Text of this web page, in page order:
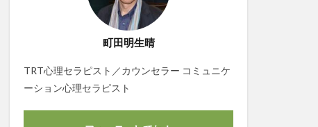
町田明生晴
TRT心理セラピスト／カウンセラー コミュニケ
ーション心理セラピスト